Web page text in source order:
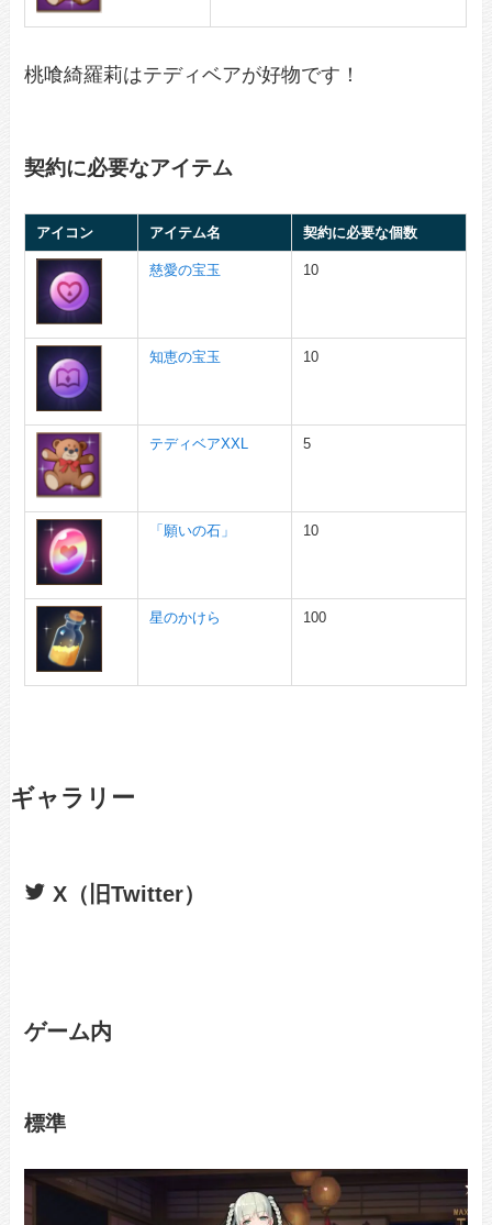
桃喰綺羅莉はテディベアが好物です！
契約に必要なアイテム
アイコン アイテム名 契約に必要な個数
慈愛の宝玉 10
知恵の宝玉 10
テディベアXXL 5
「願いの石」 10
星のかけら 100
ギャラリー
X（旧Twitter）
ゲーム内
標準